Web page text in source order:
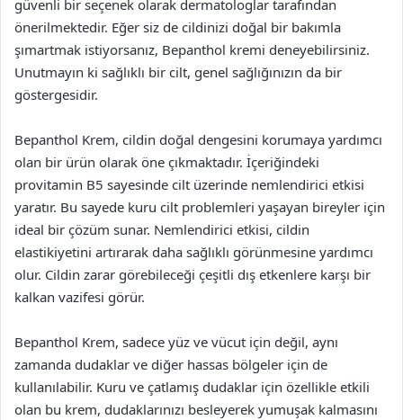
güvenli bir seçenek olarak dermatologlar tarafından
önerilmektedir. Eğer siz de cildinizi doğal bir bakımla
şımartmak istiyorsanız, Bepanthol kremi deneyebilirsiniz.
Unutmayın ki sağlıklı bir cilt, genel sağlığınızın da bir
göstergesidir.
Bepanthol Krem, cildin doğal dengesini korumaya yardımcı
olan bir ürün olarak öne çıkmaktadır. İçeriğindeki
provitamin B5 sayesinde cilt üzerinde nemlendirici etkisi
yaratır. Bu sayede kuru cilt problemleri yaşayan bireyler için
ideal bir çözüm sunar. Nemlendirici etkisi, cildin
elastikiyetini artırarak daha sağlıklı görünmesine yardımcı
olur. Cildin zarar görebileceği çeşitli dış etkenlere karşı bir
kalkan vazifesi görür.
Bepanthol Krem, sadece yüz ve vücut için değil, aynı
zamanda dudaklar ve diğer hassas bölgeler için de
kullanılabilir. Kuru ve çatlamış dudaklar için özellikle etkili
olan bu krem, dudaklarınızı besleyerek yumuşak kalmasını